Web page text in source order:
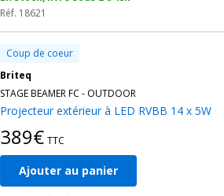
Réf. 18621
Coup de coeur
Briteq
STAGE BEAMER FC - OUTDOOR
Projecteur extérieur à LED RVBB 14 x 5W
389€ TTC
Ajouter au panier